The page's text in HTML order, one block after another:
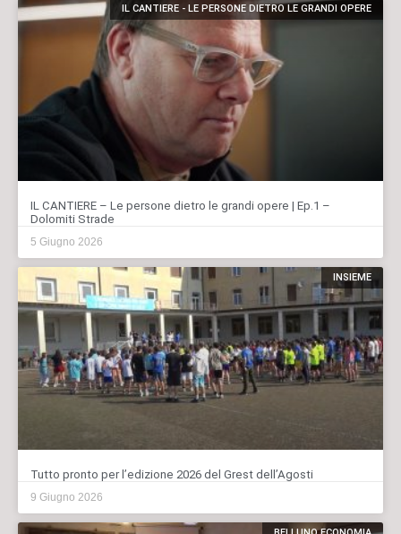
IL CANTIERE - LE PERSONE DIETRO LE GRANDI OPERE
IL CANTIERE – Le persone dietro le grandi opere | Ep.1 –
Dolomiti Strade
5 Giugno 2026
INSIEME
Tutto pronto per l’edizione 2026 del Grest dell’Agosti
9 Giugno 2026